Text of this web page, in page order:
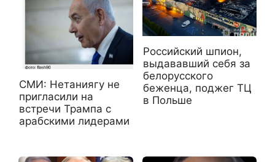
СМИ: Нетаниягу не
пригласили на
встречи Трампа с
арабскими лидерами
Российский шпион,
выдававший себя за
белорусского
беженца, поджег ТЦ
в Польше